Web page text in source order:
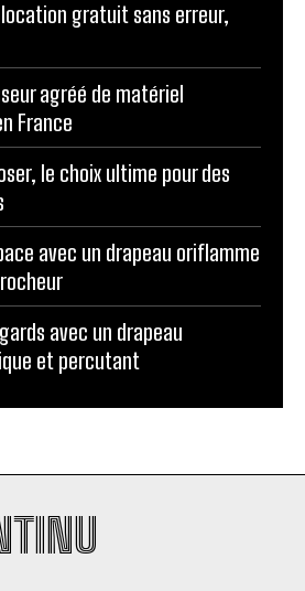
location gratuit sans erreur,
agréé de matériel
France
le choix ultime pour des
avec un drapeau oriflamme
avec un drapeau
et percutant